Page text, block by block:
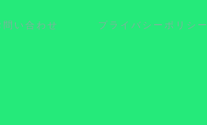
問い合わせ プライバシーポリシー